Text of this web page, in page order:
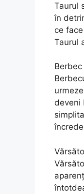
Taurul
în
ce
Taurul
Berbec
deveni